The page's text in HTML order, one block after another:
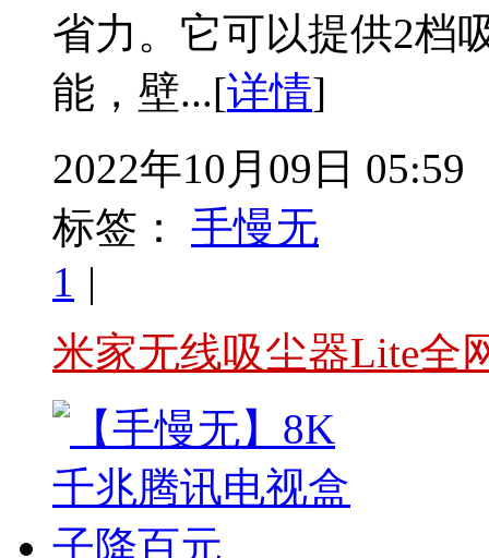
省力。它可以提供2档
能，壁...[详情]
2022年10月09日 05:59
标签：
手慢无
1 |
米家无线吸尘器Lite全